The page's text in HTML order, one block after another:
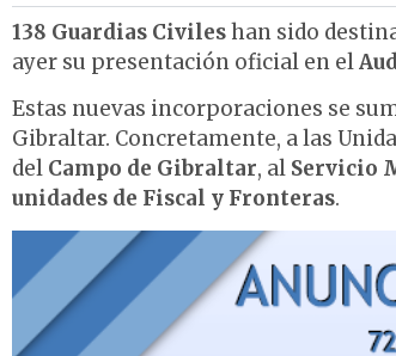
138 Guardias Civileshan sido
ayer su presentación oficial en el
Estas nuevas incorporaciones se
Gibraltar. Concretamente, a las
del Campo de Gibraltar, al Servicio
unidades de Fiscal y Fronteras.